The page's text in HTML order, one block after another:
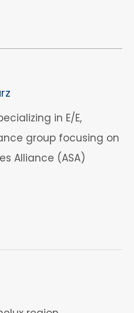
in E/E,
group focusing on
Alliance (ASA)